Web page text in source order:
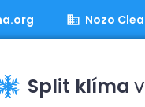
Nozo
Split klíma